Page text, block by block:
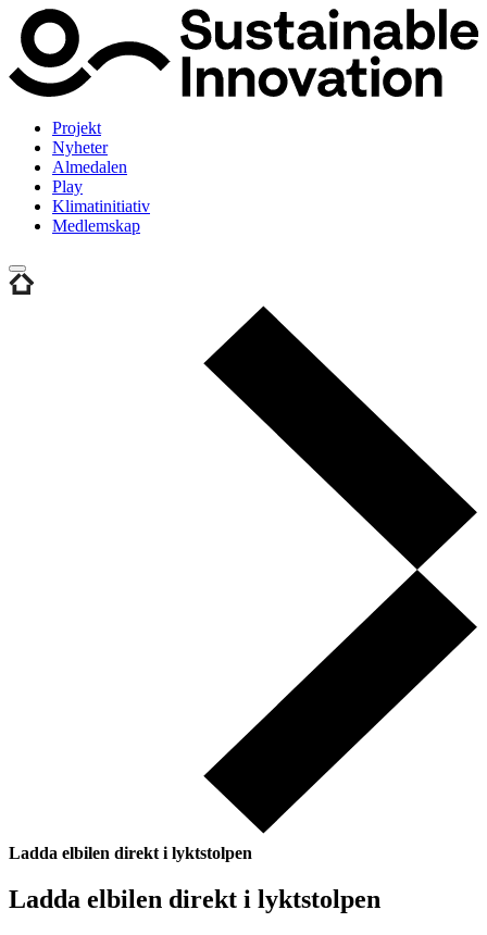
Projekt
Nyheter
Almedalen
Play
Klimatinitiativ
Medlemskap
Ladda elbilen direkt i lyktstolpen
Ladda elbilen direkt i lyktstolpen